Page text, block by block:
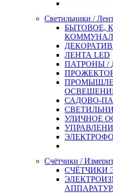
Светильники /
БЫТОВОЕ,
ЛЕНТА LED
ПАТРОНЫ /
САДОВО-
УЛИЧНОЕ
Счётчики /
СЧЁТЧИКИ